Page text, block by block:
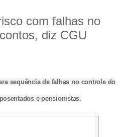
com falhas no
diz CGU
sequência de falhas no controle do
e pensionistas.